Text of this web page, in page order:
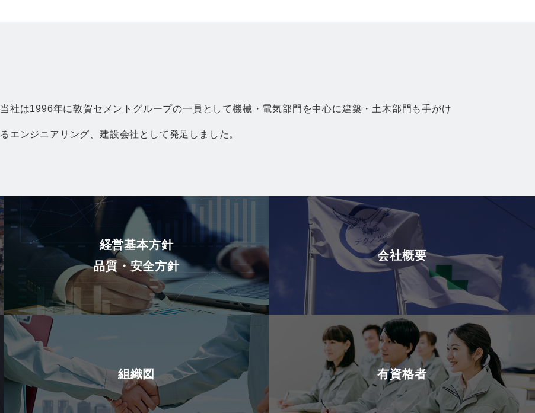
当社は1996年に敦賀セメントグループの一員として機械・電気部門を中心に建築・土木部門も手がけ
るエンジニアリング、建設会社として発足しました。
経営基本方針
品質・安全方針
会社概要
組織図 有資格者